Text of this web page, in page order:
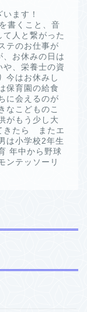
ます！
書くこと、音
人と繋がった
テのお仕事が
お休みの日は
、栄養士の資
今はお休みし
保育園の給食
に会えるのが
なこどものこ
がもう少し大
きたら またエ
は小学校2年生
年中から野球
ンテッソーリ